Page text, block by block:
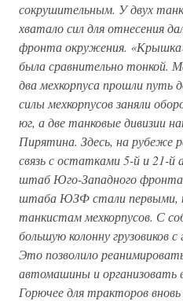
сокрушительным. У двух
хватало сил для отнесения
фронта окружения.
была сравнительно тонкой.
два мехкорпуса прошли путь
силы мехкорпусов заняли
юг, а две танковые дивизии
Пирятина. Здесь, на рубеже
связь с остатками 5-й и 21-й
штаб Юго-Западного
штаба ЮЗФ стали первыми,
танкистам мехкорпусов. С
большую колонну грузовиков
Это позволило
автомашины и организовать
Горючее для тракторов